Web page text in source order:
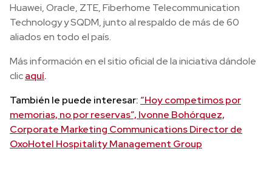
Huawei, Oracle, ZTE, Fiberhome Telecommunication
Technology y SQDM, junto al respaldo de más de 60
aliados en todo el país.
Más información en el sitio oficial de la iniciativa dándole
clicaquí.
También le puede interesar: “Hoy competimos por
memorias, no por reservas”, Ivonne Bohórquez,
Corporate Marketing Communications Director de
OxoHotel Hospitality Management Group